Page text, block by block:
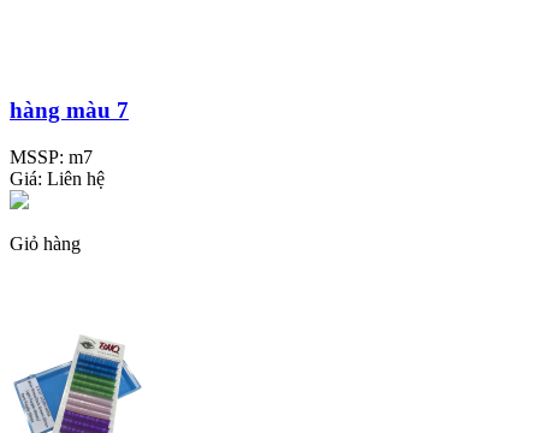
hàng màu 7
MSSP: m7
Giá: Liên hệ
Giỏ hàng